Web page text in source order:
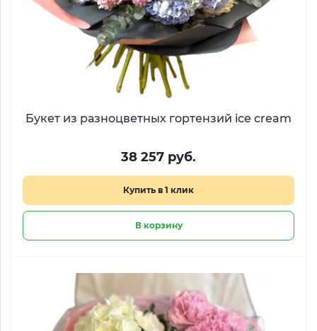
Букет из разноцветных гортензий ice cream
38 257 руб.
Купить в 1 клик
В корзину